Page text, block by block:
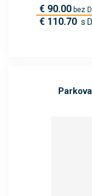
€ 90.00 bez
€ 110.70 s